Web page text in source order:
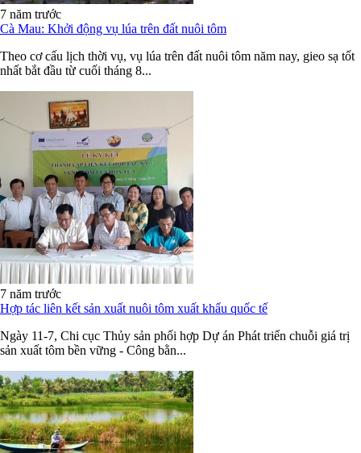
7 năm trước
Cà Mau: Khởi động vụ lúa trên đất nuôi tôm
Theo cơ cấu lịch thời vụ, vụ lúa trên đất nuôi tôm năm nay, gieo sạ tốt
nhất bắt đầu từ cuối tháng 8...
7 năm trước
Hợp tác liên kết sản xuất nuôi tôm xuất khẩu quốc tế
Ngày 11-7, Chi cục Thủy sản phối hợp Dự án Phát triển chuỗi giá trị
sản xuất tôm bền vững - Công bằn...